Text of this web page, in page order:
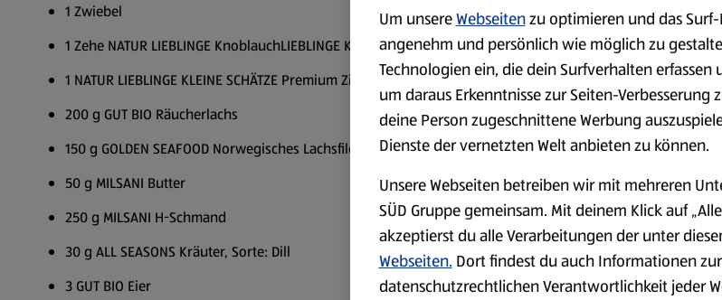
1 Zwiebel
1 Zehe NATUR LIEBLINGE KnoblauchLIEBLINGE KLEINE SCHÄTZE Premium Zitrone
1 NATUR LIEBLINGE KLEINE SCHÄTZE Premium Zitrone
200 g GUT BIO Räucherlachs
150 g GOLDEN SEAFOOD Norwegisches Lachsfilet
50 g MILSANI Butter
250 g MILSANI H-Schmand
30 g ALL SEASONS Kräuter, Sorte: Dill
3 GUT BIO Eier
Die Zwiebel
Wasser
halbieren,
Den
abwaschen,
der Haut
Die Butter
3 Minuten
mitdünsten.
zum Spinat
Eine
Quicheform
Um unsereWebseitenzu optimieren und das Surf-
angenehm und persönlich wie möglich zu
Technologien ein, die dein Surfverhalten erfassen
um daraus Erkenntnisse zur Seiten-Verbesserung
deine Person zugeschnittene Werbung
Dienste der vernetzten Welt anbieten zu können.
Unsere Webseiten betreiben wir mit mehreren
SÜD Gruppe gemeinsam. Mit deinem Klick auf
akzeptierst du alle Verarbeitungen der unter
Webseiten. Dort findest du auch Informationen zur
datenschutzrechtlichen Verantwortlichkeit jeder